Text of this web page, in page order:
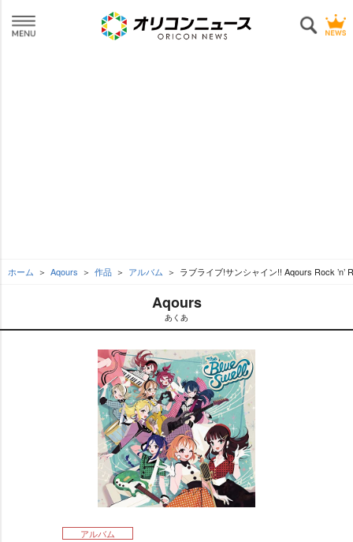
ホーム Aqours 作品 アルバム ラブライブ!サンシャイン!! Aqours Rock
Aqours
あくあ
アルバム